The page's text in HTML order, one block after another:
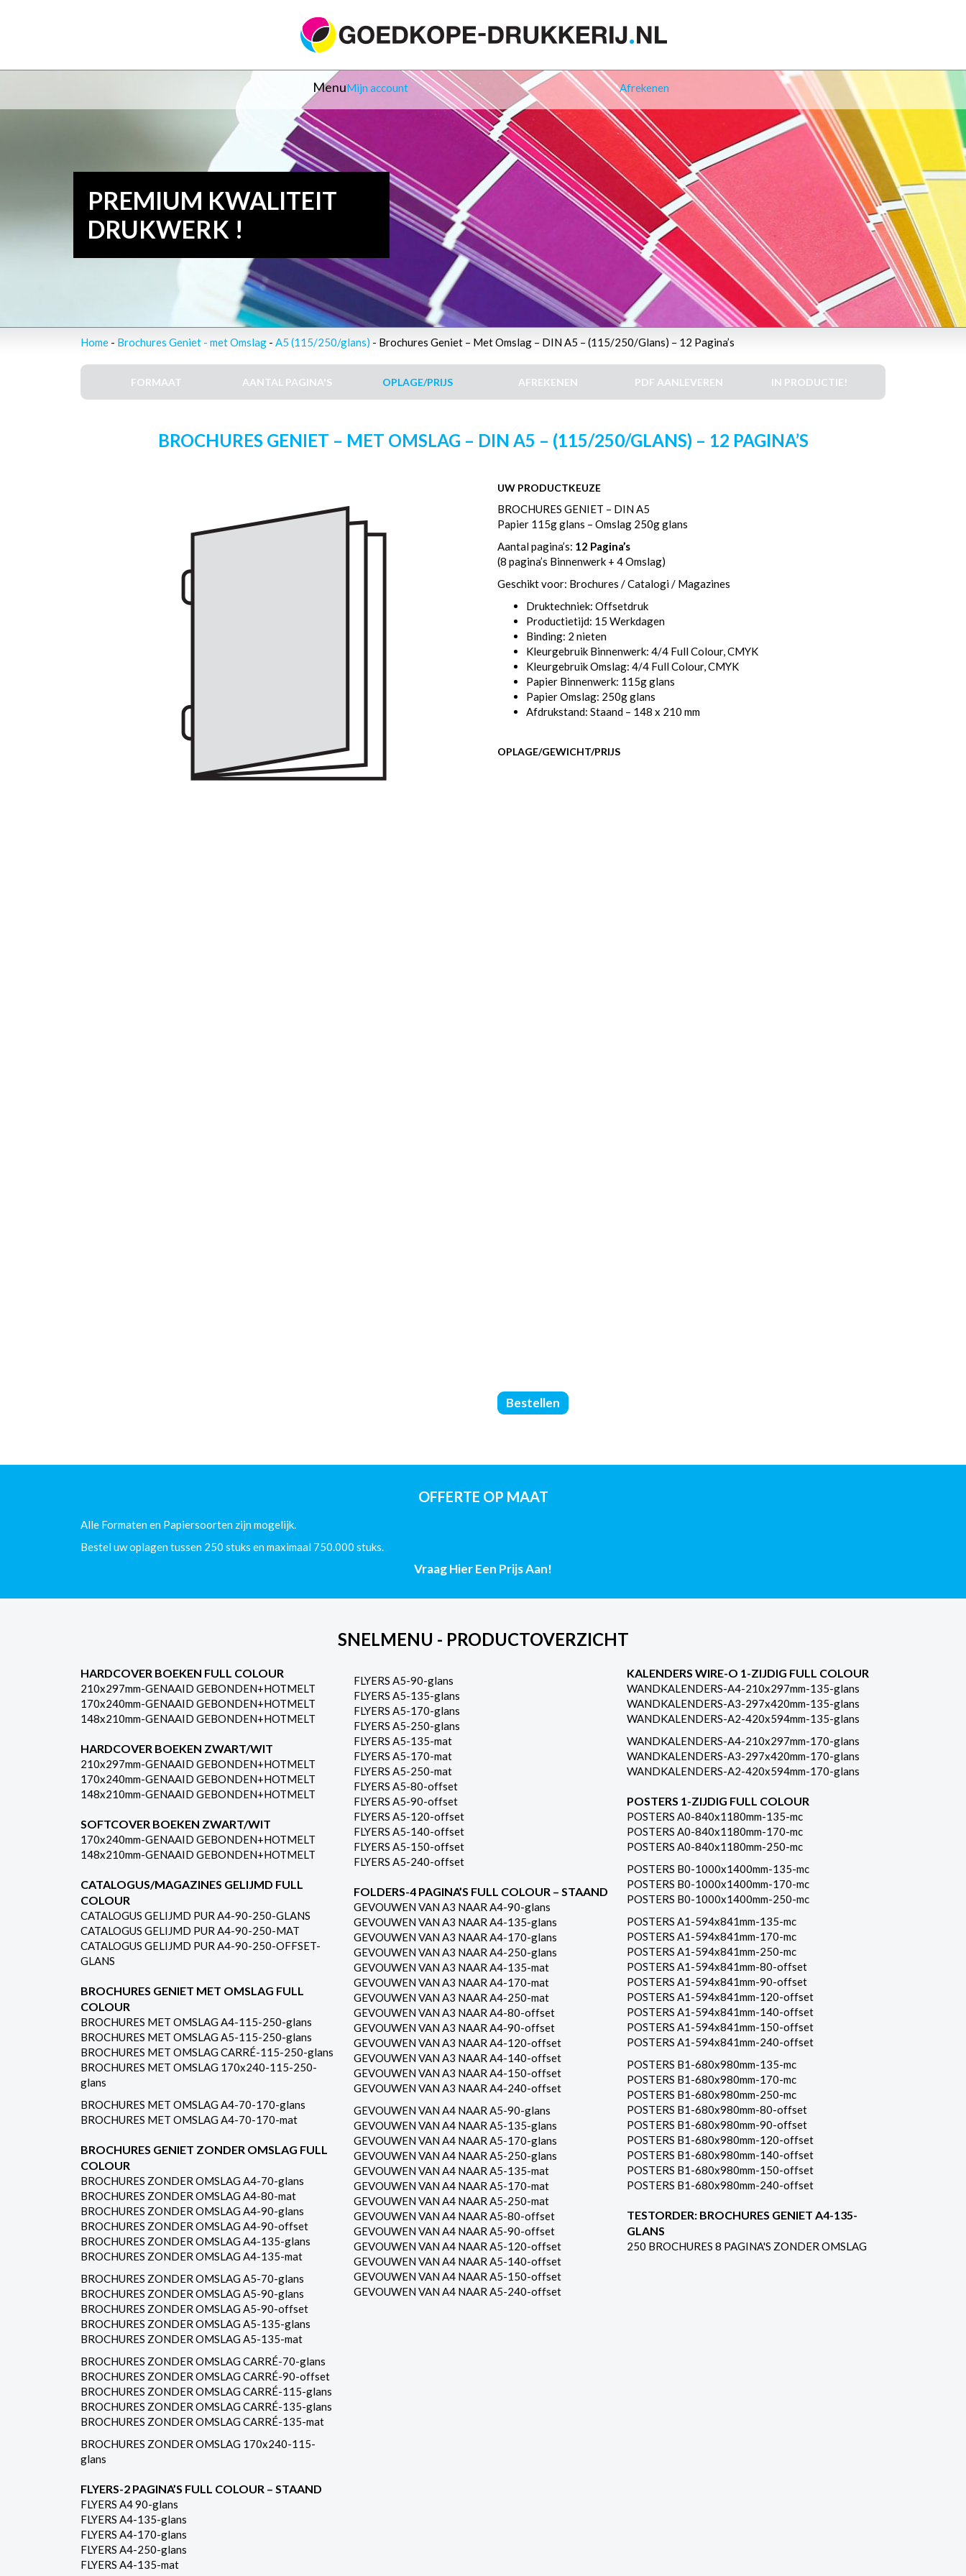
MenuMijn account Afrekenen
PREMIUM KWALITEIT
DRUKWERK !
Home - Brochures Geniet - met Omslag - A5 (115/250/glans) - Brochures Geniet – Met Omslag – DIN A5 – (115/250/Glans) – 12 Pagina’s
FORMAAT AANTAL PAGINA'S OPLAGE/PRIJS AFREKENEN PDF AANLEVEREN IN PRODUCTIE!
BROCHURES GENIET – MET OMSLAG – DIN A5 – (115/250/GLANS) – 12 PAGINA’S
UW PRODUCTKEUZE
BROCHURES GENIET – DIN A5
Papier 115g glans – Omslag 250g glans
Aantal pagina’s: 12 Pagina’s
(8 pagina’s Binnenwerk + 4 Omslag)
Geschikt voor: Brochures / Catalogi / Magazines
Druktechniek: Offsetdruk
Productietijd: 15 Werkdagen
Binding: 2 nieten
Kleurgebruik Binnenwerk: 4/4 Full Colour, CMYK
Kleurgebruik Omslag: 4/4 Full Colour, CMYK
Papier Binnenwerk: 115g glans
Papier Omslag: 250g glans
Afdrukstand: Staand – 148 x 210 mm
OPLAGE/GEWICHT/PRIJS
Brochures
Geniet
DIN
A5
12
Pagina's
Bestellen
OFFERTE OP MAAT
Alle Formaten en Papiersoorten zijn mogelijk.
Bestel uw oplagen tussen 250 stuks en maximaal 750.000 stuks.
Vraag Hier Een Prijs Aan!
SNELMENU - PRODUCTOVERZICHT
HARDCOVER BOEKEN FULL COLOUR
210x297mm-GENAAID GEBONDEN+HOTMELT
170x240mm-GENAAID GEBONDEN+HOTMELT
148x210mm-GENAAID GEBONDEN+HOTMELT
HARDCOVER BOEKEN ZWART/WIT
210x297mm-GENAAID GEBONDEN+HOTMELT
170x240mm-GENAAID GEBONDEN+HOTMELT
148x210mm-GENAAID GEBONDEN+HOTMELT
SOFTCOVER BOEKEN ZWART/WIT
170x240mm-GENAAID GEBONDEN+HOTMELT
148x210mm-GENAAID GEBONDEN+HOTMELT
CATALOGUS/MAGAZINES GELIJMD FULL
COLOUR
CATALOGUS GELIJMD PUR A4-90-250-GLANS
CATALOGUS GELIJMD PUR A4-90-250-MAT
CATALOGUS GELIJMD PUR A4-90-250-OFFSET-
GLANS
BROCHURES GENIET MET OMSLAG FULL
COLOUR
BROCHURES MET OMSLAG A4-115-250-glans
BROCHURES MET OMSLAG A5-115-250-glans
BROCHURES MET OMSLAG CARRÉ-115-250-glans
BROCHURES MET OMSLAG 170x240-115-250-
glans
BROCHURES MET OMSLAG A4-70-170-glans
BROCHURES MET OMSLAG A4-70-170-mat
BROCHURES GENIET ZONDER OMSLAG FULL
COLOUR
BROCHURES ZONDER OMSLAG A4-70-glans
BROCHURES ZONDER OMSLAG A4-80-mat
BROCHURES ZONDER OMSLAG A4-90-glans
BROCHURES ZONDER OMSLAG A4-90-offset
BROCHURES ZONDER OMSLAG A4-135-glans
BROCHURES ZONDER OMSLAG A4-135-mat
BROCHURES ZONDER OMSLAG A5-70-glans
BROCHURES ZONDER OMSLAG A5-90-glans
BROCHURES ZONDER OMSLAG A5-90-offset
BROCHURES ZONDER OMSLAG A5-135-glans
BROCHURES ZONDER OMSLAG A5-135-mat
BROCHURES ZONDER OMSLAG CARRÉ-70-glans
BROCHURES ZONDER OMSLAG CARRÉ-90-offset
BROCHURES ZONDER OMSLAG CARRÉ-115-glans
BROCHURES ZONDER OMSLAG CARRÉ-135-glans
BROCHURES ZONDER OMSLAG CARRÉ-135-mat
BROCHURES ZONDER OMSLAG 170x240-115-
glans
FLYERS-2 PAGINA’S FULL COLOUR – STAAND
FLYERS A4 90-glans
FLYERS A4-135-glans
FLYERS A4-170-glans
FLYERS A4-250-glans
FLYERS A4-135-mat
FLYERS A5-90-glans
FLYERS A5-135-glans
FLYERS A5-170-glans
FLYERS A5-250-glans
FLYERS A5-135-mat
FLYERS A5-170-mat
FLYERS A5-250-mat
FLYERS A5-80-offset
FLYERS A5-90-offset
FLYERS A5-120-offset
FLYERS A5-140-offset
FLYERS A5-150-offset
FLYERS A5-240-offset
FOLDERS-4 PAGINA’S FULL COLOUR – STAAND
GEVOUWEN VAN A3 NAAR A4-90-glans
GEVOUWEN VAN A3 NAAR A4-135-glans
GEVOUWEN VAN A3 NAAR A4-170-glans
GEVOUWEN VAN A3 NAAR A4-250-glans
GEVOUWEN VAN A3 NAAR A4-135-mat
GEVOUWEN VAN A3 NAAR A4-170-mat
GEVOUWEN VAN A3 NAAR A4-250-mat
GEVOUWEN VAN A3 NAAR A4-80-offset
GEVOUWEN VAN A3 NAAR A4-90-offset
GEVOUWEN VAN A3 NAAR A4-120-offset
GEVOUWEN VAN A3 NAAR A4-140-offset
GEVOUWEN VAN A3 NAAR A4-150-offset
GEVOUWEN VAN A3 NAAR A4-240-offset
GEVOUWEN VAN A4 NAAR A5-90-glans
GEVOUWEN VAN A4 NAAR A5-135-glans
GEVOUWEN VAN A4 NAAR A5-170-glans
GEVOUWEN VAN A4 NAAR A5-250-glans
GEVOUWEN VAN A4 NAAR A5-135-mat
GEVOUWEN VAN A4 NAAR A5-170-mat
GEVOUWEN VAN A4 NAAR A5-250-mat
GEVOUWEN VAN A4 NAAR A5-80-offset
GEVOUWEN VAN A4 NAAR A5-90-offset
GEVOUWEN VAN A4 NAAR A5-120-offset
GEVOUWEN VAN A4 NAAR A5-140-offset
GEVOUWEN VAN A4 NAAR A5-150-offset
GEVOUWEN VAN A4 NAAR A5-240-offset
KALENDERS WIRE-O 1-ZIJDIG FULL COLOUR
WANDKALENDERS-A4-210x297mm-135-glans
WANDKALENDERS-A3-297x420mm-135-glans
WANDKALENDERS-A2-420x594mm-135-glans
WANDKALENDERS-A4-210x297mm-170-glans
WANDKALENDERS-A3-297x420mm-170-glans
WANDKALENDERS-A2-420x594mm-170-glans
POSTERS 1-ZIJDIG FULL COLOUR
POSTERS A0-840x1180mm-135-mc
POSTERS A0-840x1180mm-170-mc
POSTERS A0-840x1180mm-250-mc
POSTERS B0-1000x1400mm-135-mc
POSTERS B0-1000x1400mm-170-mc
POSTERS B0-1000x1400mm-250-mc
POSTERS A1-594x841mm-135-mc
POSTERS A1-594x841mm-170-mc
POSTERS A1-594x841mm-250-mc
POSTERS A1-594x841mm-80-offset
POSTERS A1-594x841mm-90-offset
POSTERS A1-594x841mm-120-offset
POSTERS A1-594x841mm-140-offset
POSTERS A1-594x841mm-150-offset
POSTERS A1-594x841mm-240-offset
POSTERS B1-680x980mm-135-mc
POSTERS B1-680x980mm-170-mc
POSTERS B1-680x980mm-250-mc
POSTERS B1-680x980mm-80-offset
POSTERS B1-680x980mm-90-offset
POSTERS B1-680x980mm-120-offset
POSTERS B1-680x980mm-140-offset
POSTERS B1-680x980mm-150-offset
POSTERS B1-680x980mm-240-offset
TESTORDER: BROCHURES GENIET A4-135-
GLANS
250 BROCHURES 8 PAGINA'S ZONDER OMSLAG